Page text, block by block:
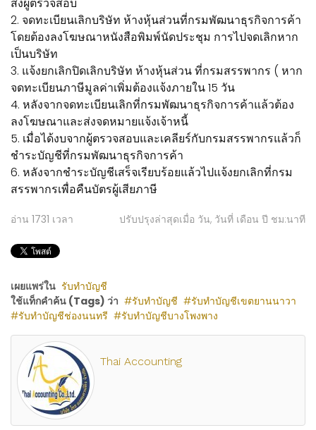
2. จดทะเบียนเลิกบริษัท ห้างหุ้นส่วนที่กรมพัฒนาธุรกิจการค้า
โดยต้องลงโฆษณาหนังสือพิมพ์นัดประชุม การไปจดเลิกหาก
เป็นบริษัท
3. แจ้งยกเลิกปิดเลิกบริษัท ห้างหุ้นส่วน ที่กรมสรรพากร ( หาก
จดทะเบียนภาษีมูลค่าเพิ่มต้องแจ้งภายใน 15 วัน
4. หลังจากจดทะเบียนเลิกที่กรมพัฒนาธุรกิจการค้าแล้วต้อง
ลงโฆษณาและส่งจดหมายแจ้งเจ้าหนี้
5. เมื่อได้งบจากผู้ตรวจสอบและเคลียร์กับกรมสรรพากรแล้วก็
ชำระบัญชีที่กรมพัฒนาธุรกิจการค้า
6. หลังจากชำระบัญชีเสร็จเรียบร้อยแล้วไปแจ้งยกเลิกที่กรม
สรรพากรเพื่อคืนบัตรผู้เสียภาษี
อ่าน 1731 เวลา ปรับปรุงล่าสุดเมื่อ วัน, วันที่ เดือน ปี ชม:นาที
เผยแพร่ใน รับทำบัญชี
ใช้แท็กคำค้น (Tags) ว่า
รับทำบัญชี
รับทำบัญชีเขตยานนาวา
รับทำบัญชีช่องนนทรี
รับทำบัญชีบางโพงพาง
Thai Accounting